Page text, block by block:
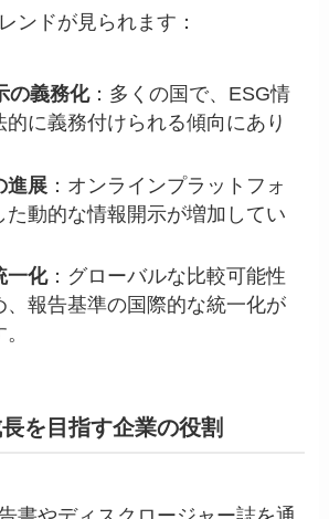
ンドが見られます：
の義務化：多くの国で、ESG情
的に義務付けられる傾向にあり
進展 ：オンラインプラットフォ
た動的な情報開示が増加してい
一化：グローバルな比較可能性
、報告基準の国際的な統一化が
を目指す企業の役割